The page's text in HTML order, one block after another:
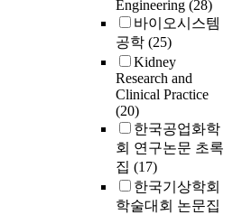
Engineering (28)
바이오시스템
공학 (25)
Kidney
Research and
Clinical Practice
(20)
한국공업화학
회 연구논문 초록
집 (17)
한국기상학회
학술대회 논문집